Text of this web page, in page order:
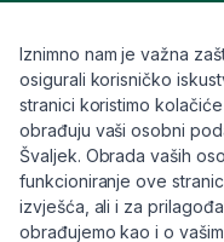
CeraVe
Eucerin
Avene
Bioderma
Svi brandovi
Info
Iznimno nam je važna
osigurali korisničko
stranici koristimo
obrađuju vaši osobni
Švaljek. Obrada vaših
funkcioniranje ove
izvješća, ali i za
obrađujemo kao i o